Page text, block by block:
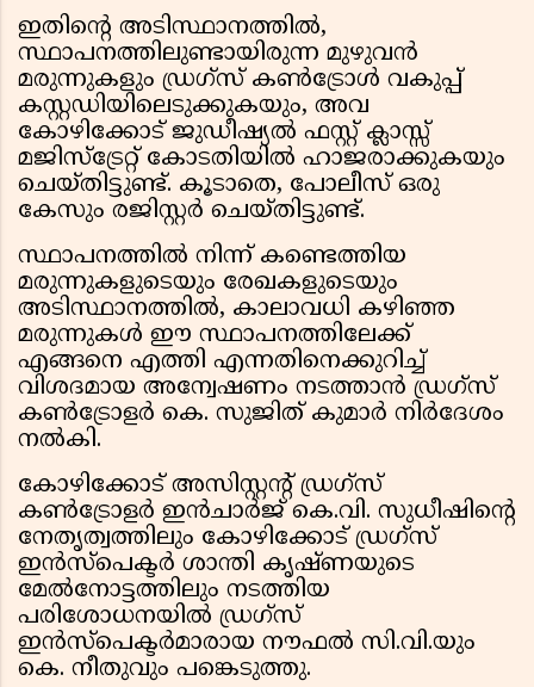
ഇതിന്റെ അടിസ്ഥാനത്തിൽ,
സ്ഥാപനത്തിലുണ്ടായിരുന്ന മുഴുവൻ
മരുന്നുകളും ഡ്രഗ്‌സ് കൺട്രോൾ വകുപ്പ്
കസ്റ്റഡിയിലെടുക്കുകയും, അവ
കോഴിക്കോട് ജുഡീഷ്യൽ ഫസ്റ്റ് ക്ലാസ്സ്
മജിസ്ട്രേറ്റ് കോടതിയിൽ ഹാജരാക്കുകയും
ചെയ്തിട്ടുണ്ട്. കൂടാതെ, പോലീസ് ഒരു
കേസും രജിസ്റ്റർ ചെയ്തിട്ടുണ്ട്.
സ്ഥാപനത്തിൽ നിന്ന് കണ്ടെത്തിയ
മരുന്നുകളുടെയും രേഖകളുടെയും
അടിസ്ഥാനത്തിൽ, കാലാവധി കഴിഞ്ഞ
മരുന്നുകൾ ഈ സ്ഥാപനത്തിലേക്ക്
എങ്ങനെ എത്തി എന്നതിനെക്കുറിച്ച്
വിശദമായ അന്വേഷണം നടത്താൻ ഡ്രഗ്‌സ്
കൺട്രോളർ കെ. സുജിത് കുമാർ നിർദേശം
നൽകി.
കോഴിക്കോട് അസിസ്റ്റന്റ് ഡ്രഗ്‌സ്
കൺട്രോളർ ഇൻചാർജ് കെ.വി. സുധീഷിന്റെ
നേതൃത്വത്തിലും കോഴിക്കോട് ഡ്രഗ്‌സ്
ഇൻസ്പെക്ടർ ശാന്തി കൃഷ്ണയുടെ
മേൽനോട്ടത്തിലും നടത്തിയ
പരിശോധനയിൽ ഡ്രഗ്‌സ്
ഇൻസ്പെക്ടർമാരായ നൗഫൽ സി.വി.യും
കെ. നീതുവും പങ്കെടുത്തു.